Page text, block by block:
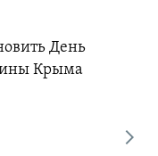
День
Крыма